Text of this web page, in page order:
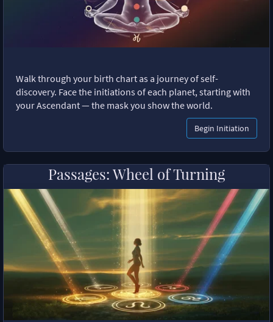
Walk through your birth chart as a journey of self-
discovery. Face the initiations of each planet, starting with
your Ascendant — the mask you show the world.
Begin Initiation
Passages: Wheel of Turning